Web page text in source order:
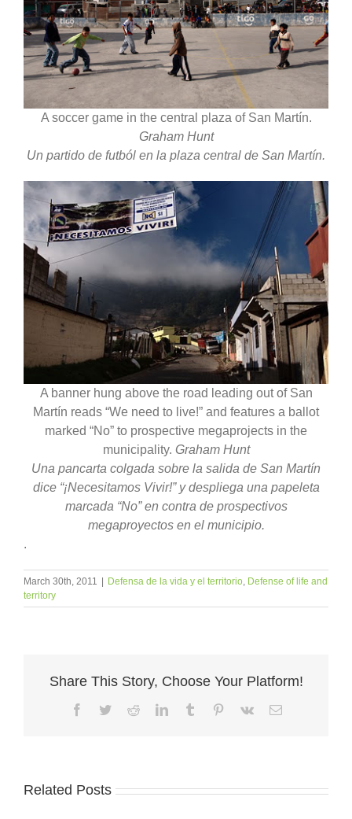
A soccer game in the central plaza of San Martín.
Graham Hunt
Un partido de futból en la plaza central de San Martín.
A banner hung above the road leading out of San
Martín reads “We need to live!” and features a ballot
marked “No” to prospective megaprojects in the
municipality. Graham Hunt
Una pancarta colgada sobre la salida de San Martín
dice “¡Necesitamos Vivir!” y despliega una papeleta
marcada “No” en contra de prospectivos
megaproyectos en el municipio.
.
March 30th, 2011 Defensa de la vida y el territorio, Defense of life and
territory
Share This Story, Choose Your Platform!
Facebook
TwitterRedditLinkedInTumblr Pinterest
Vk Email
Related Posts